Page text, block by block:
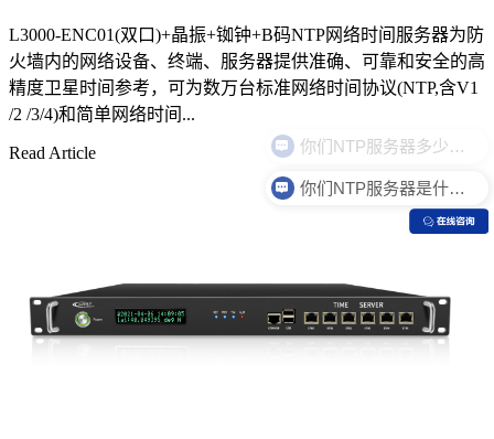
L3000-ENC01(双口)+晶振+铷钟+B码NTP网络时间服务器为防
火墙内的网络设备、终端、服务器提供准确、可靠和安全的高
精度卫星时间参考，可为数万台标准网络时间协议(NTP,含V1
/2 /3/4)和简单网络时间...
Read Article
你们NTP服务器是什么价格？